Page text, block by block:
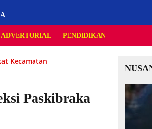
ADVERTORIAL PENDIDIKAN
Kecamatan
Paskibraka